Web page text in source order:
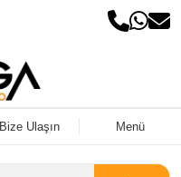
Bize Ulaşın Menü